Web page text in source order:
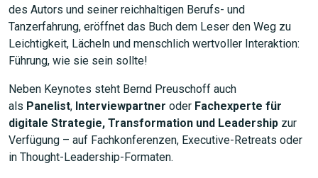
des Autors und seiner reichhaltigen Berufs- und
Tanzerfahrung, eröffnet das Buch dem Leser den Weg zu
Leichtigkeit, Lächeln und menschlich wertvoller Interaktion:
Führung, wie sie sein sollte!
Neben Keynotes steht Bernd Preuschoff auch
als Panelist, Interviewpartner oder Fachexperte für
digitale Strategie, Transformation und Leadership zur
Verfügung – auf Fachkonferenzen, Executive-Retreats oder
in Thought-Leadership-Formaten.